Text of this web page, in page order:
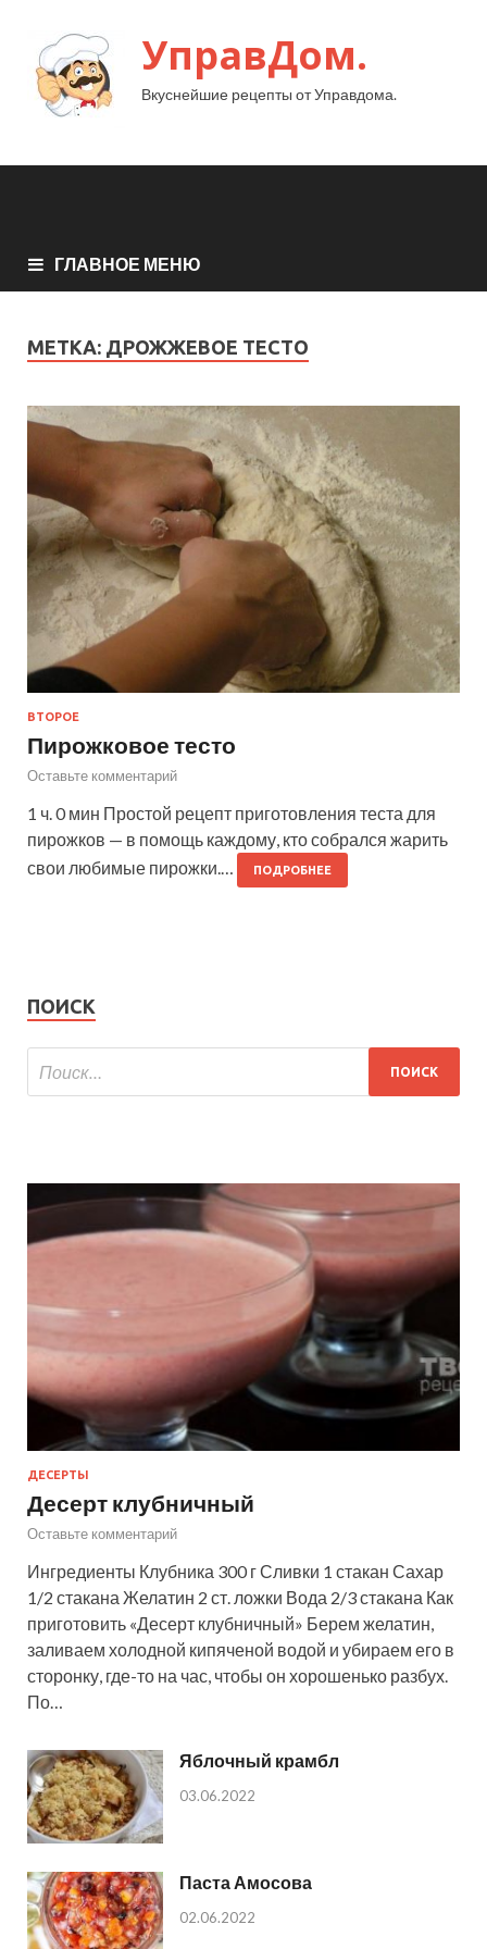
УправДом.
Вкуснейшие рецепты от Управдома.
ГЛАВНОЕ МЕНЮ
МЕТКА: ДРОЖЖЕВОЕ ТЕСТО
ВТОРОЕ
Пирожковое тесто
Оставьте комментарий
1 ч. 0 мин Простой рецепт приготовления теста для
пирожков — в помощь каждому, кто собрался жарить
свои любимые пирожки.…
ПОДРОБНЕЕ
ПОИСК
ДЕСЕРТЫ
Десерт клубничный
Оставьте комментарий
Ингредиенты Клубника 300 г Сливки 1 стакан Сахар
1/2 стакана Желатин 2 ст. ложки Вода 2/3 стакана Как
приготовить «Десерт клубничный» Берем желатин,
заливаем холодной кипяченой водой и убираем его в
сторонку, где-то на час, чтобы он хорошенько разбух.
По…
Яблочный крамбл
03.06.2022
Паста Амосова
02.06.2022